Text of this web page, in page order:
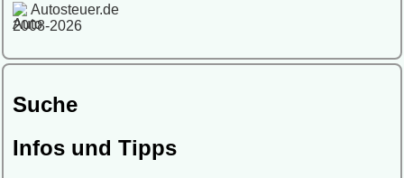
Autosteuer.de
2008-2026
Suche
Infos und Tipps